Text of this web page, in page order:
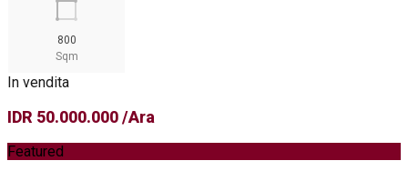
800
Sqm
In vendita
IDR 50.000.000 /Ara
Featured